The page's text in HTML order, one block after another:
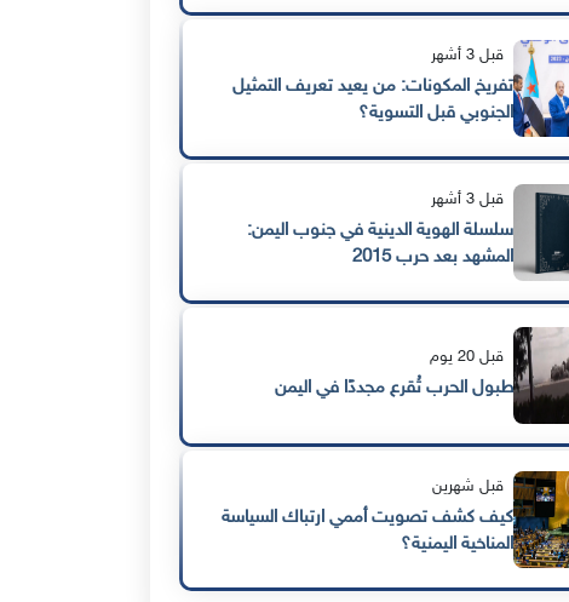
قبل 3 أشهر
تفريخ المكونات: من يعيد تعريف التمثيل
الجنوبي قبل التسوية؟
قبل 3 أشهر
سلسلة الهوية الدينية في جنوب اليمن:
المشهد بعد حرب 2015
قبل 20 يوم
طبول الحرب تُقرع مجددًا في اليمن
قبل شهرين
كيف كشف تصويت أممي ارتباك السياسة
المناخية اليمنية؟